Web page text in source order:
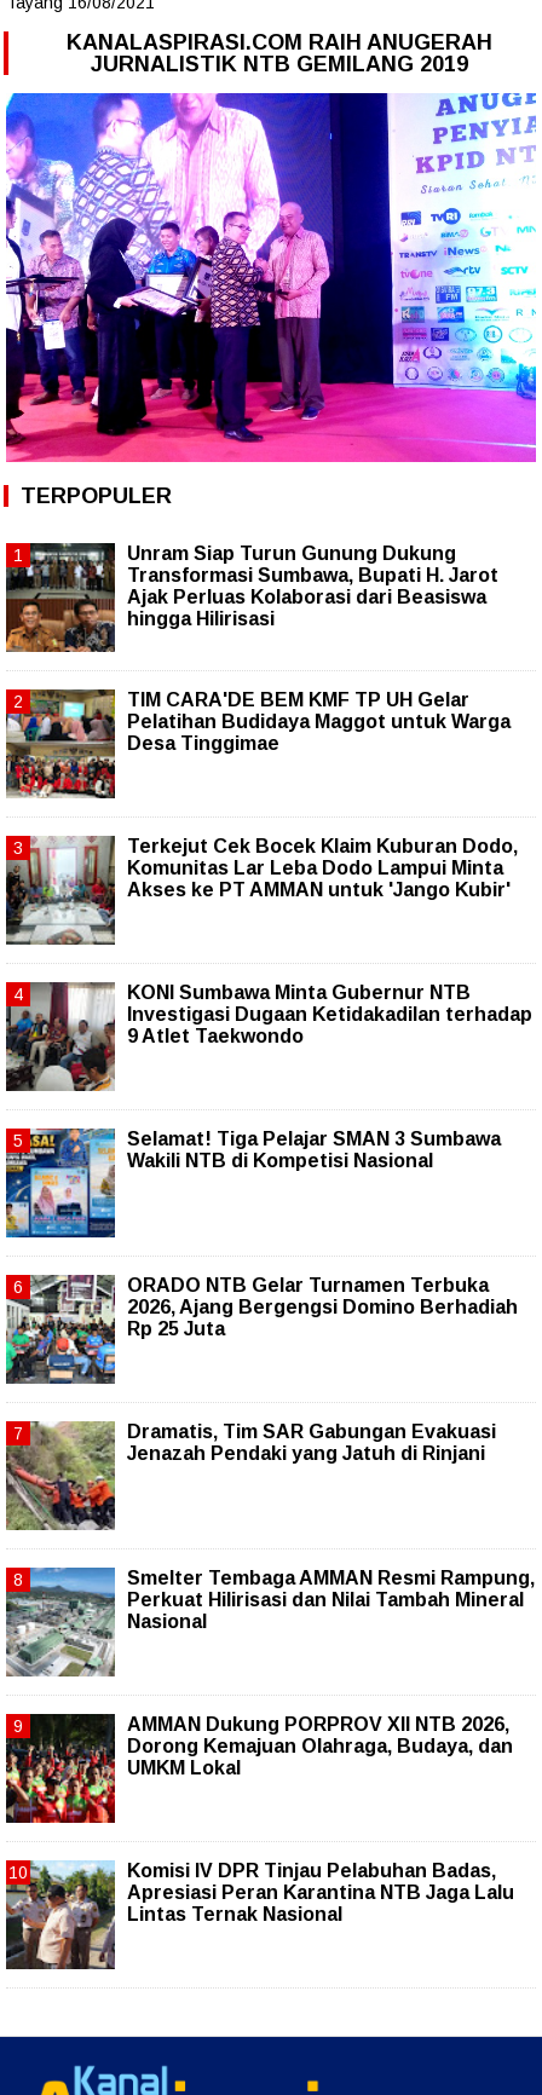
KANALASPIRASI.COM RAIH ANUGERAH
JURNALISTIK NTB GEMILANG 2019
TERPOPULER
Unram Siap Turun Gunung Dukung
Transformasi Sumbawa, Bupati H. Jarot
Ajak Perluas Kolaborasi dari Beasiswa
hingga Hilirisasi
TIM CARA'DE BEM KMF TP UH Gelar
Pelatihan Budidaya Maggot untuk Warga
Desa Tinggimae
Terkejut Cek Bocek Klaim Kuburan Dodo,
Komunitas Lar Leba Dodo Lampui Minta
Akses ke PT AMMAN untuk 'Jango Kubir'
KONI Sumbawa Minta Gubernur NTB
Investigasi Dugaan Ketidakadilan terhadap
9 Atlet Taekwondo
Selamat! Tiga Pelajar SMAN 3 Sumbawa
Wakili NTB di Kompetisi Nasional
ORADO NTB Gelar Turnamen Terbuka
2026, Ajang Bergengsi Domino Berhadiah
Rp 25 Juta
Dramatis, Tim SAR Gabungan Evakuasi
Jenazah Pendaki yang Jatuh di Rinjani
Smelter Tembaga AMMAN Resmi Rampung,
Perkuat Hilirisasi dan Nilai Tambah Mineral
Nasional
AMMAN Dukung PORPROV XII NTB 2026,
Dorong Kemajuan Olahraga, Budaya, dan
UMKM Lokal
Komisi IV DPR Tinjau Pelabuhan Badas,
Apresiasi Peran Karantina NTB Jaga Lalu
Lintas Ternak Nasional